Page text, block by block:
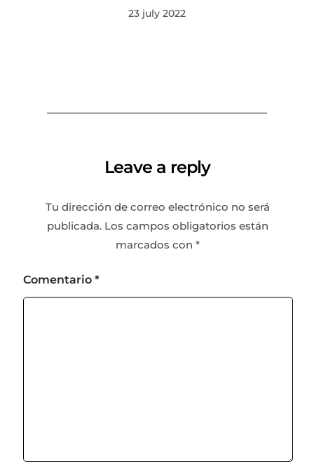
23 july 2022
Leave a reply
Tu dirección de correo electrónico no será
publicada. Los campos obligatorios están
marcados con*
Comentario *